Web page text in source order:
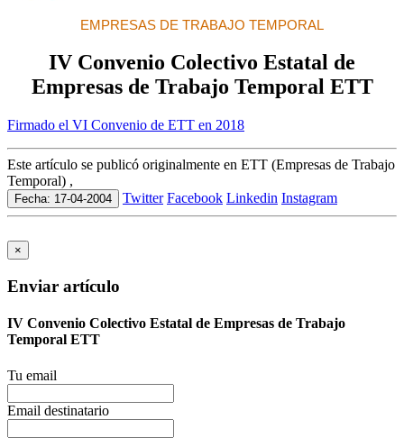
EMPRESAS DE TRABAJO TEMPORAL
IV Convenio Colectivo Estatal de
Empresas de Trabajo Temporal ETT
Firmado el VI Convenio de ETT en 2018
Este artículo se publicó originalmente en ETT (Empresas de Trabajo
Temporal) ,
Fecha: 17-04-2004 Twitter Facebook Linkedin Instagram
×
Enviar artículo
IV Convenio Colectivo Estatal de Empresas de Trabajo
Temporal ETT
Tu email
Email destinatario